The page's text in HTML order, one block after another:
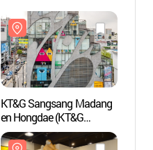
KT&G Sangsang Madang
en Hongdae (KT&G
상상마당(홍대))